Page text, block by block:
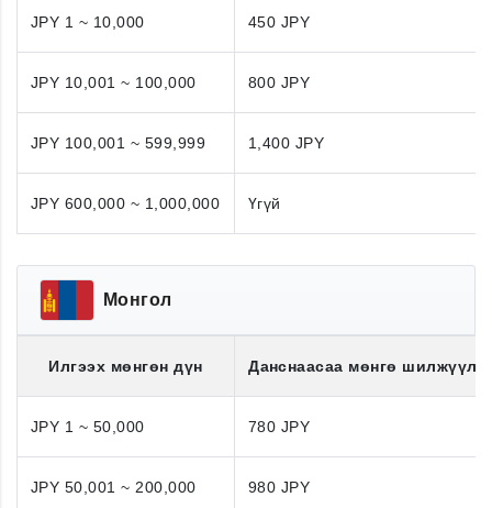
JPY 1 ~ 10,000 450 JPY
JPY 10,001 ~ 100,000 800 JPY
JPY 100,001 ~ 599,999 1,400 JPY
JPY 600,000 ~ 1,000,000 Үгүй
Монгол
Илгээх мөнгөн дүн Данснаасаа мөнгө
JPY 1 ~ 50,000 780 JPY
JPY 50,001 ~ 200,000 980 JPY